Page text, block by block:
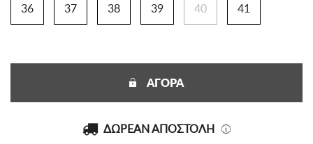
36 37 38 39 40 41
ΑΓΟΡΑ
ΔΩΡΕΑΝ ΑΠΟΣΤΟΛΗ